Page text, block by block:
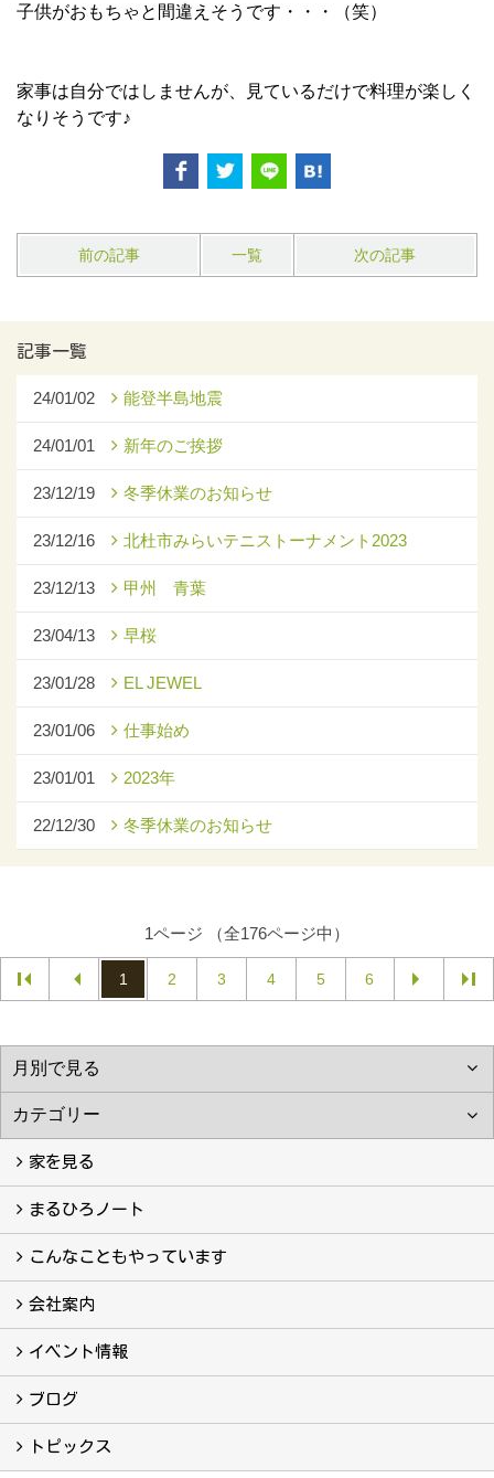
子供がおもちゃと間違えそうです・・・（笑）
家事は自分ではしませんが、見ているだけで料理が楽しく
なりそうです♪
前の記事 一覧 次の記事
記事一覧
24/01/02 能登半島地震
24/01/01 新年のご挨拶
23/12/19 冬季休業のお知らせ
23/12/16 北杜市みらいテニストーナメント2023
23/12/13 甲州 青葉
23/04/13 早桜
23/01/28 EL JEWEL
23/01/06 仕事始め
23/01/01 2023年
22/12/30 冬季休業のお知らせ
1ページ （全176ページ中）
1 2 3 4 5 6
家を見る
フォトギャラリー
現場レポート
完工事例
お客様の声
まるひろノート
真っ直ぐの家づくり
自慢の大工たち
こだわりの自然素材
快適な家のエッセンス
注文住宅ができるまで
こんなこともやっています
こんなこともやっています
会社案内
会社案内
まるひろの人
スタッフ紹介
プライバシーポリシー
イベント情報
イベント予告
イベント報告
ブログ
ブログ
トピックス